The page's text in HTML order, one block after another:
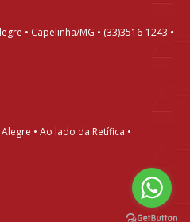
• Capelinha/MG • (33)3516-1243 •
• Ao lado da Retífica •